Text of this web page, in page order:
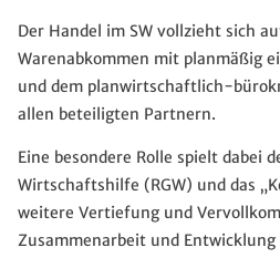
Der Handel im SW vollzieht sich
Warenabkommen mit planmäßig
und dem planwirtschaftlich-
allen beteiligten Partnern.
Eine besondere Rolle spielt dabei
Wirtschaftshilfe (RGW) und das
weitere Vertiefung und
Zusammenarbeit und